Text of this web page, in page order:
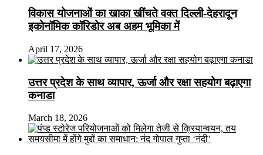
विकास योजनाओं का खाका खींचते वक्त दिल्ली-देहरादून
इकोनॉमिक कॉरिडोर अब अहम भूमिका में
April 17, 2026
उत्तर प्रदेश के साथ व्यापार, ऊर्जा और रक्षा सहयोग बढ़ाएगा
कनाडा
March 18, 2026